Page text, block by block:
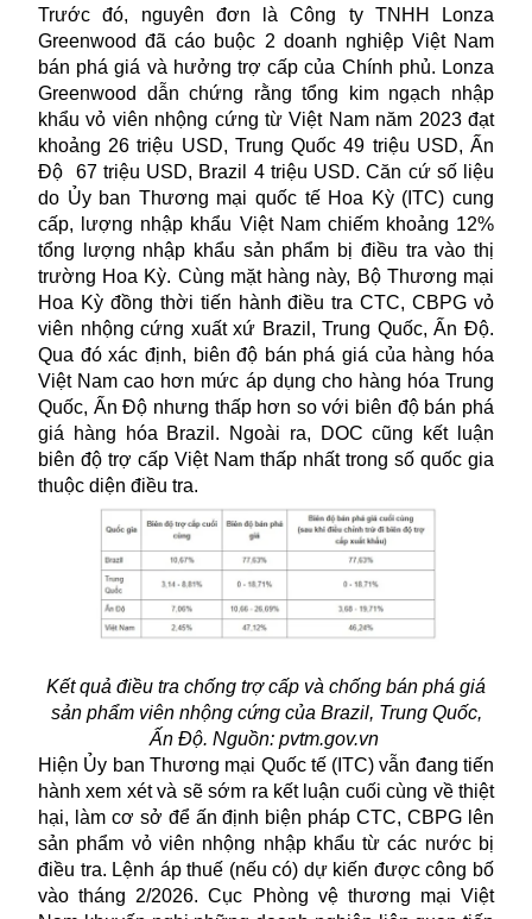
Trước đó, nguyên đơn là Công ty TNHH Lonza
Greenwood đã cáo buộc 2 doanh nghiệp Việt Nam
bán phá giá và hưởng trợ cấp của Chính phủ. Lonza
Greenwood dẫn chứng rằng tổng kim ngạch nhập
khẩu vỏ viên nhộng cứng từ Việt Nam năm 2023 đạt
khoảng 26 triệu USD, Trung Quốc 49 triệu USD, Ấn
Độ 67 triệu USD, Brazil 4 triệu USD. Căn cứ số liệu
do Ủy ban Thương mại quốc tế Hoa Kỳ (ITC) cung
cấp, lượng nhập khẩu Việt Nam chiếm khoảng 12%
tổng lượng nhập khẩu sản phẩm bị điều tra vào thị
trường Hoa Kỳ. Cùng mặt hàng này, Bộ Thương mại
Hoa Kỳ đồng thời tiến hành điều tra CTC, CBPG vỏ
viên nhộng cứng xuất xứ Brazil, Trung Quốc, Ấn Độ.
Qua đó xác định, biên độ bán phá giá của hàng hóa
Việt Nam cao hơn mức áp dụng cho hàng hóa Trung
Quốc, Ấn Độ nhưng thấp hơn so với biên độ bán phá
giá hàng hóa Brazil. Ngoài ra, DOC cũng kết luận
biên độ trợ cấp Việt Nam thấp nhất trong số quốc gia
thuộc diện điều tra.
Kết quả điều tra chống trợ cấp và chống bán phá giá
sản phẩm viên nhộng cứng của Brazil, Trung Quốc,
Ấn Độ. Nguồn: pvtm.gov.vn
Hiện Ủy ban Thương mại Quốc tế (ITC) vẫn đang tiến
hành xem xét và sẽ sớm ra kết luận cuối cùng về thiệt
hại, làm cơ sở để ấn định biện pháp CTC, CBPG lên
sản phẩm vỏ viên nhộng nhập khẩu từ các nước bị
điều tra. Lệnh áp thuế (nếu có) dự kiến được công bố
vào tháng 2/2026. Cục Phòng vệ thương mại Việt